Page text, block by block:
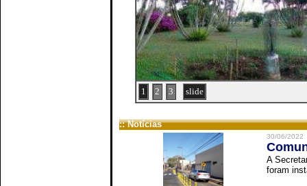
1 2 3 slide
:: Notícias
30/06/2022
A
foram